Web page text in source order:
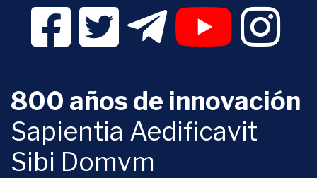
Facebook Digital UVa (se abrirá en una nueva
Twitter Digital UVa (se abrirá en una
Telegram Digital UVa (se
YouTube Digital
800 años de innovación
Sapientia Aedificavit
Sibi Domvm